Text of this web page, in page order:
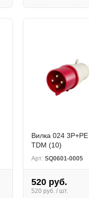
Вилка 024
TDM (10)
Арт: SQ0601-0005
520 руб.
520 руб. / шт.